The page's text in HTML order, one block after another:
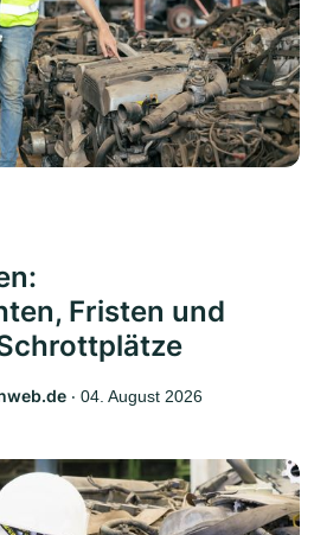
Fristen und
‧ 04. August 2026